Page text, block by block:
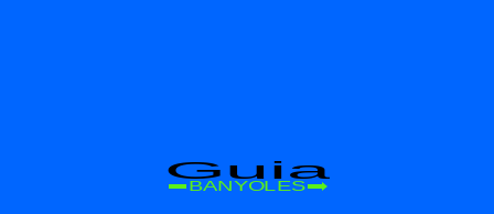
Guia
BANYOLES